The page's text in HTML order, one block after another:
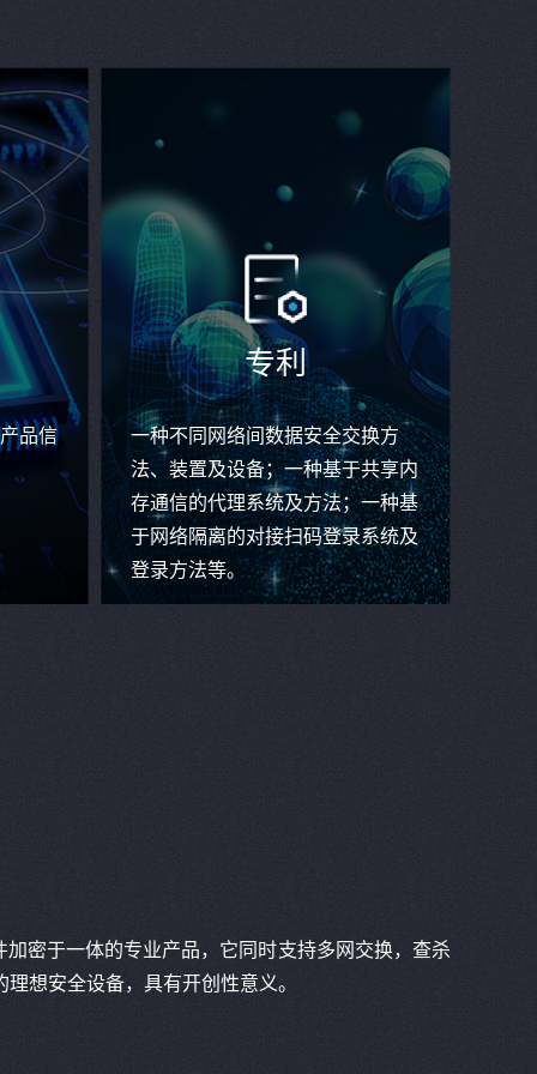
品信
专利
一种不同网络间数据安全交换方
法、装置及设备；一种基于共享内
存通信的代理系统及方法；一种基
于网络隔离的对接扫码登录系统及
登录方法等。
密于一体的专业产品，它同时支持多网交换，查杀
想安全设备，具有开创性意义。